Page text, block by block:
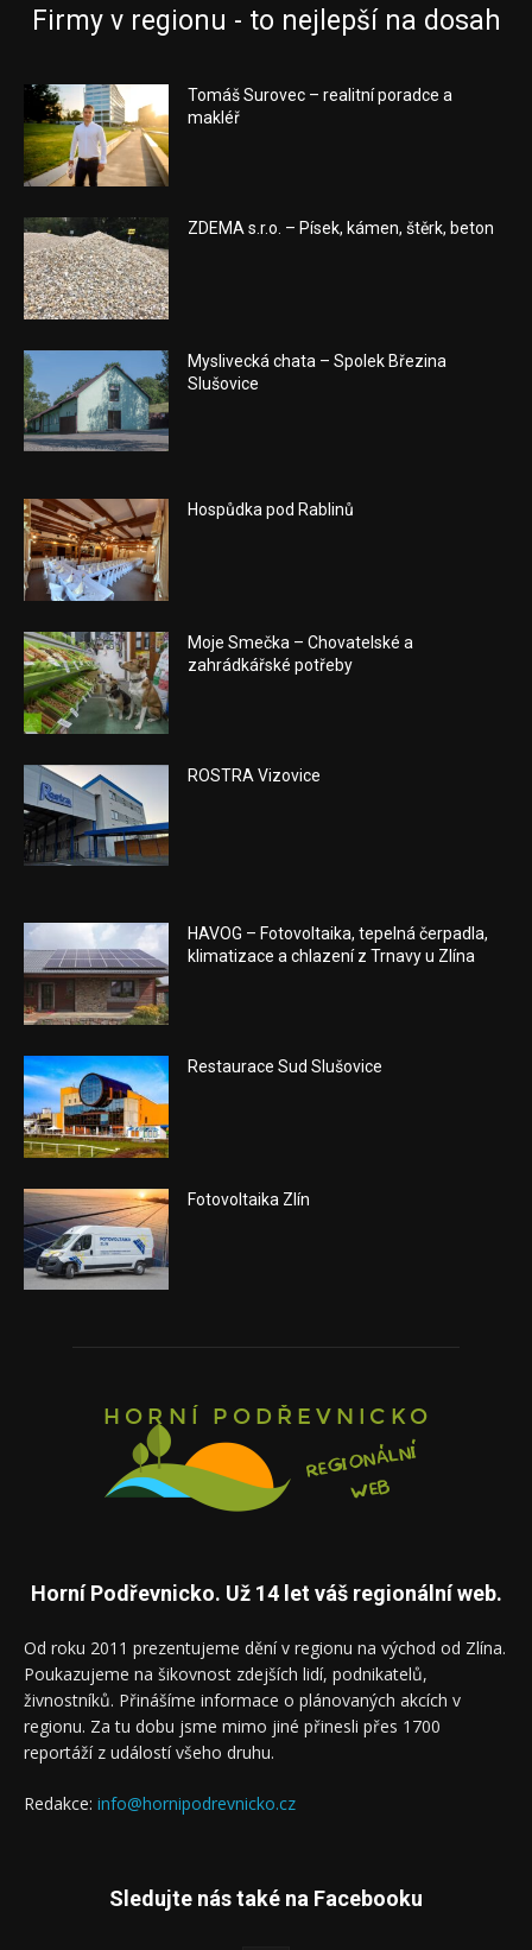
Firmy v regionu - to nejlepší na dosah
Tomáš Surovec – realitní poradce a
makléř
ZDEMA s.r.o. – Písek, kámen, štěrk, beton
Myslivecká chata – Spolek Březina
Slušovice
Hospůdka pod Rablinů
Moje Smečka – Chovatelské a
zahrádkářské potřeby
ROSTRA Vizovice
HAVOG – Fotovoltaika, tepelná čerpadla,
klimatizace a chlazení z Trnavy u Zlína
Restaurace Sud Slušovice
Fotovoltaika Zlín
Horní Podřevnicko. Už 14 let váš regionální web.
Od roku 2011 prezentujeme dění v regionu na východ od Zlína.
Poukazujeme na šikovnost zdejších lidí, podnikatelů,
živnostníků. Přinášíme informace o plánovaných akcích v
regionu. Za tu dobu jsme mimo jiné přinesli přes 1700
reportáží z událostí všeho druhu.
Redakce: info@hornipodrevnicko.cz
Sledujte nás také na Facebooku